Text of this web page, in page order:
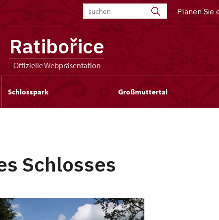
Planen Sie
Ratibořice
offizielle Webpräsentation
Schlosspark Großmuttertal
Schlosses